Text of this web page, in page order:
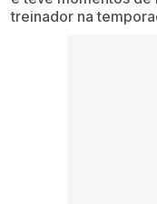
treinador na